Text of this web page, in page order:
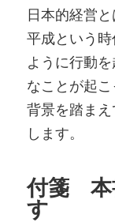
日本的経営
平成という
ように行動
なことが起
背景を踏ま
します。
付箋 本
す